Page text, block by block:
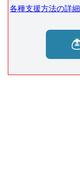
各種支援方法の詳細